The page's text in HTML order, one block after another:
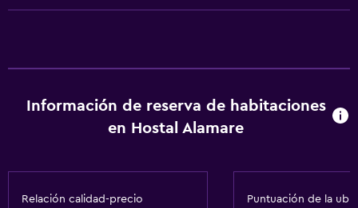
Calefacción
Información de reserva de habitaciones
en Hostal Alamare
Relación calidad-precio Puntuación de la